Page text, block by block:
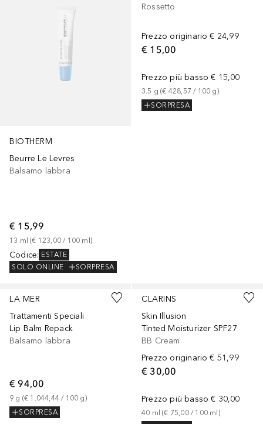
BIOTHERM
Beurre Le Levres
Balsamo labbra
€ 15,99
13 ml (€ 123,00 / 100 ml)
Codice: ESTATE
SOLO ONLINE
SORPRESA
Rossetto
Prezzo originario € 24,99
€ 15,00
Prezzo più basso € 15,00
3.5 g (€ 428,57 / 100 g)
SORPRESA
LA MER
Trattamenti Speciali
Lip Balm Repack
Balsamo labbra
€ 94,00
9 g (€ 1.044,44 / 100 g)
SORPRESA
CLARINS
Skin Illusion
Tinted Moisturizer SPF27
BB Cream
Prezzo originario € 51,99
€ 30,00
Prezzo più basso € 30,00
40 ml (€ 75,00 / 100 ml)